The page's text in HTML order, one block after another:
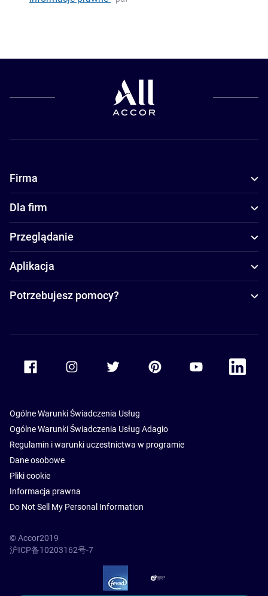
Firma
Dla firm
Przeglądanie
Aplikacja
Potrzebujesz pomocy?
Accor Youtube
Accor
Ogólne Warunki Świadczenia Usług
Ogólne Warunki Świadczenia Usług Adagio
Regulamin i warunki uczestnictwa w programie
Dane osobowe
Pliki cookie
Informacja prawna
Do Not Sell My Personal Information
© Accor2019
沪ICP备10203162号-7